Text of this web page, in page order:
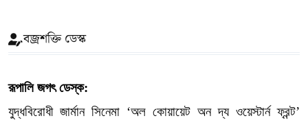
বজ্রশক্তি ডেস্ক
রূপালি জগৎ ডেস্ক:
যুদ্ধবিরোধী জার্মান সিনেমা ‘অল কোয়ায়েট অন দ্য ওয়েস্টার্ন ফ্রন্ট’